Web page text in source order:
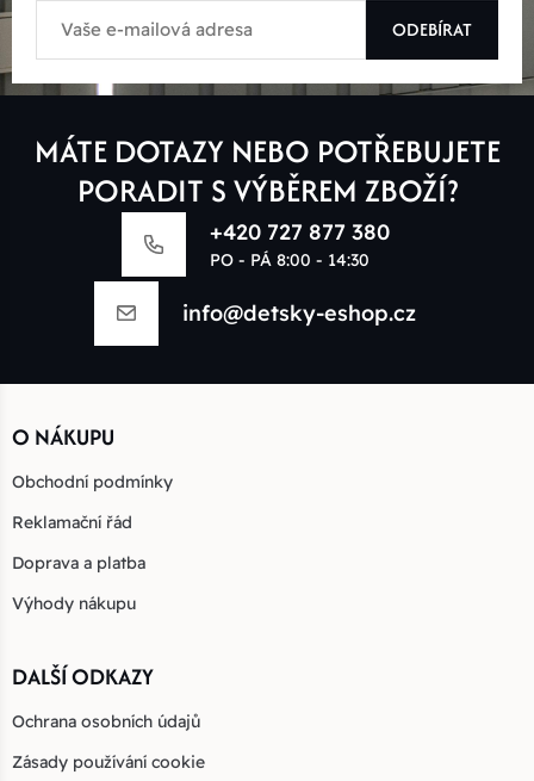
ODEBÍRAT
MÁTE DOTAZY NEBO POTŘEBUJETE
PORADIT S VÝBĚREM ZBOŽÍ?
+420 727 877 380
PO - PÁ 8:00 - 14:30
info@detsky-eshop.cz
O NÁKUPU
Obchodní podmínky
Reklamační řád
Doprava a platba
Výhody nákupu
DALŠÍ ODKAZY
Ochrana osobních údajů
Zásady používání cookie